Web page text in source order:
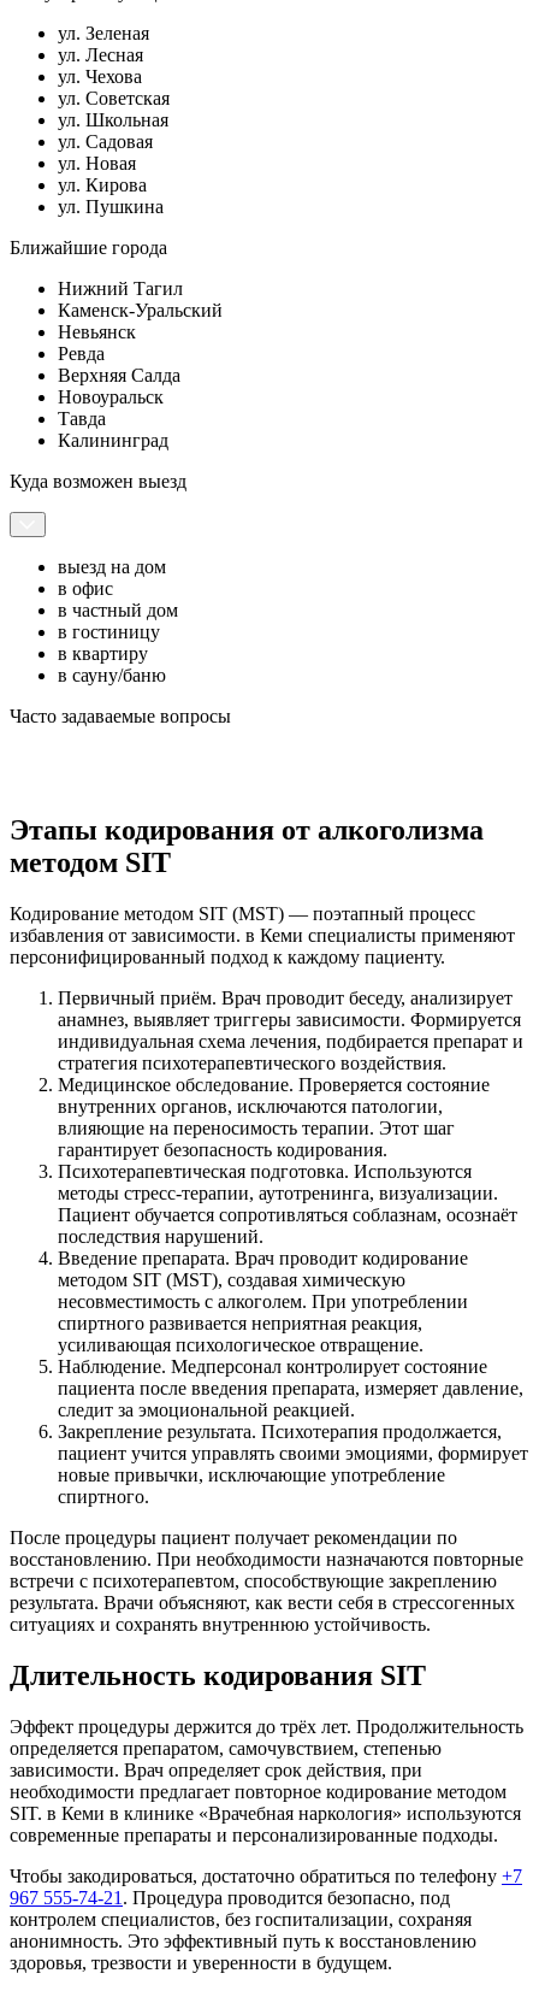
ул. Зеленая
ул. Лесная
ул. Чехова
ул. Советская
ул. Школьная
ул. Садовая
ул. Новая
ул. Кирова
ул. Пушкина
Ближайшие города
Нижний Тагил
Каменск-Уральский
Невьянск
Ревда
Верхняя Салда
Новоуральск
Тавда
Калининград
Куда возможен выезд
выезд на дом
в офис
в частный дом
в гостиницу
в квартиру
в сауну/баню
Часто задаваемые вопросы
Этапы кодирования от алкоголизма
методом SIT
Кодирование методом SIT (MST) — поэтапный процесс
избавления от зависимости. в Кеми специалисты применяют
персонифицированный подход к каждому пациенту.
Первичный приём. Врач проводит беседу, анализирует
анамнез, выявляет триггеры зависимости. Формируется
индивидуальная схема лечения, подбирается препарат и
стратегия психотерапевтического воздействия.
Медицинское обследование. Проверяется состояние
внутренних органов, исключаются патологии,
влияющие на переносимость терапии. Этот шаг
гарантирует безопасность кодирования.
Психотерапевтическая подготовка. Используются
методы стресс-терапии, аутотренинга, визуализации.
Пациент обучается сопротивляться соблазнам, осознаёт
последствия нарушений.
Введение препарата. Врач проводит кодирование
методом SIT (MST), создавая химическую
несовместимость с алкоголем. При употреблении
спиртного развивается неприятная реакция,
усиливающая психологическое отвращение.
Наблюдение. Медперсонал контролирует состояние
пациента после введения препарата, измеряет давление,
следит за эмоциональной реакцией.
Закрепление результата. Психотерапия продолжается,
пациент учится управлять своими эмоциями, формирует
новые привычки, исключающие употребление
спиртного.
После процедуры пациент получает рекомендации по
восстановлению. При необходимости назначаются повторные
встречи с психотерапевтом, способствующие закреплению
результата. Врачи объясняют, как вести себя в стрессогенных
ситуациях и сохранять внутреннюю устойчивость.
Длительность кодирования SIT
Эффект процедуры держится до трёх лет. Продолжительность
определяется препаратом, самочувствием, степенью
зависимости. Врач определяет срок действия, при
необходимости предлагает повторное кодирование методом
SIT. в Кеми в клинике «Врачебная наркология» используются
современные препараты и персонализированные подходы.
Чтобы закодироваться, достаточно обратиться по телефону +7
967 555-74-21 . Процедура проводится безопасно, под
контролем специалистов, без госпитализации, сохраняя
анонимность. Это эффективный путь к восстановлению
здоровья, трезвости и уверенности в будущем.